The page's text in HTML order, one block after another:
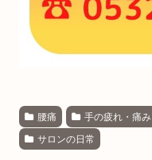
腰痛 手の疲れ・痛み
サロンの日常